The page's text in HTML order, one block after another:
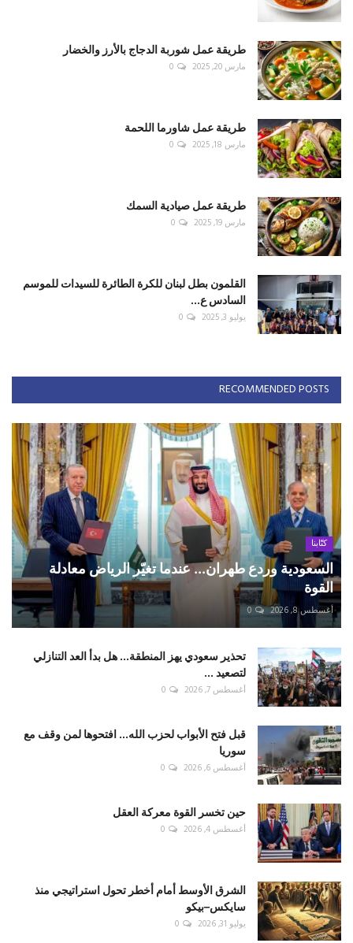
طريقة عمل شوربة الدجاج بالأرز والخضار
مارس 20, 2025 0
طريقة عمل شاورما اللحمة
مارس 18, 2025 0
طريقة عمل صيادية السمك
مارس 19, 2025 0
القلمون بطل لبنان للكرة الطائرة للسيدات للموسم
السادس ع...
يوليو 3, 2025 0
RECOMMENDED POSTS
كتّابنا
السعودية وردع طهران... عندما تغيّر الرياض معادلة
القوة
أغسطس 8, 2026 0
تحذير سعودي يهز المنطقة... هل بدأ العد التنازلي
لتصعيد ...
أغسطس 7, 2026 0
قبل فتح الأبواب لحزب الله... افتحوها لمن وقف مع
سوريا
أغسطس 6, 2026 0
حين تخسر القوة معركة العقل
أغسطس 4, 2026 0
الشرق الأوسط أمام أخطر تحول استراتيجي منذ
سايكس–بيكو
يوليو 31, 2026 0